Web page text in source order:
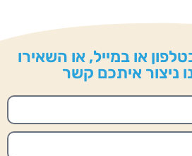
או במייל, או השאירו
ניצור איתכם קשר